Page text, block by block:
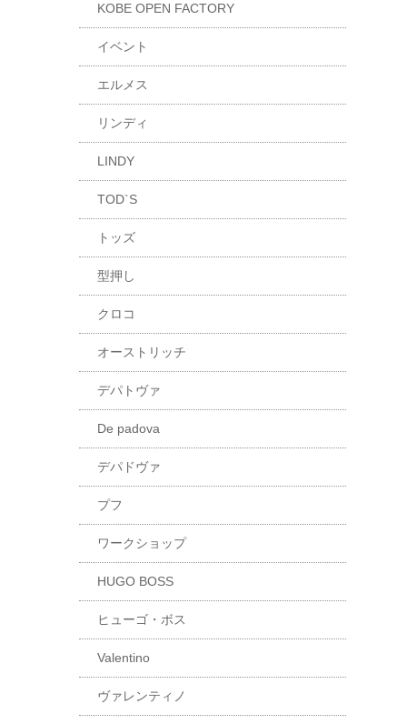
KOBE OPEN FACTORY
イベント
エルメス
リンディ
LINDY
TOD`S
トッズ
型押し
クロコ
オーストリッチ
デパトヴァ
De padova
デパドヴァ
プフ
ワークショップ
HUGO BOSS
ヒューゴ・ボス
Valentino
ヴァレンティノ